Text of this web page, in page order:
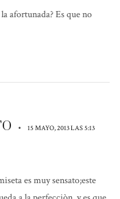
afortunada? Es que no
• 15 MAYO, 2013 LAS 5:13
es muy sensato;este